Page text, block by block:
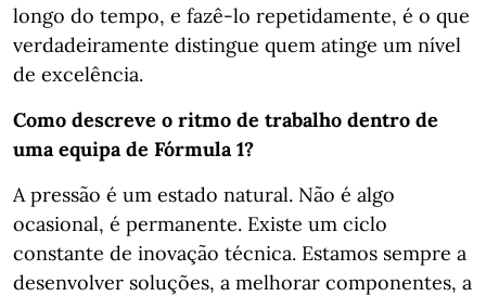
longo do tempo, e fazê-lo repetidamente, é o que
verdadeiramente distingue quem atinge um nível
de excelência.
Como descreve o ritmo de trabalho dentro de
uma equipa de Fórmula 1?
A pressão é um estado natural. Não é algo
ocasional, é permanente. Existe um ciclo
constante de inovação técnica. Estamos sempre a
desenvolver soluções, a melhorar componentes, a